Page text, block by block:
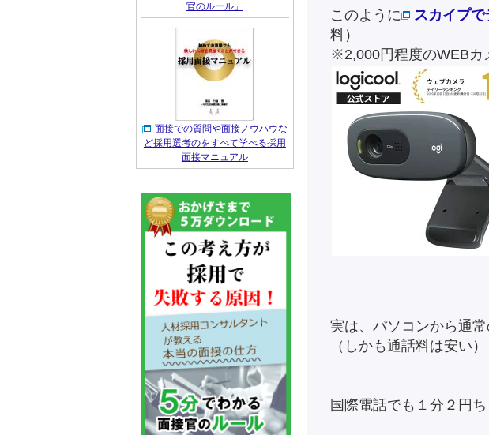
このように スカイプ
料）
※2,000円程度のWEBカ
実は、パソコンから通
（しかも通話料は安い）
国際電話でも１分２円ち
官のルール」
面接での質問や面接ノウハウな
ど採用選考のをすべて学べる採用
面接マニュアル